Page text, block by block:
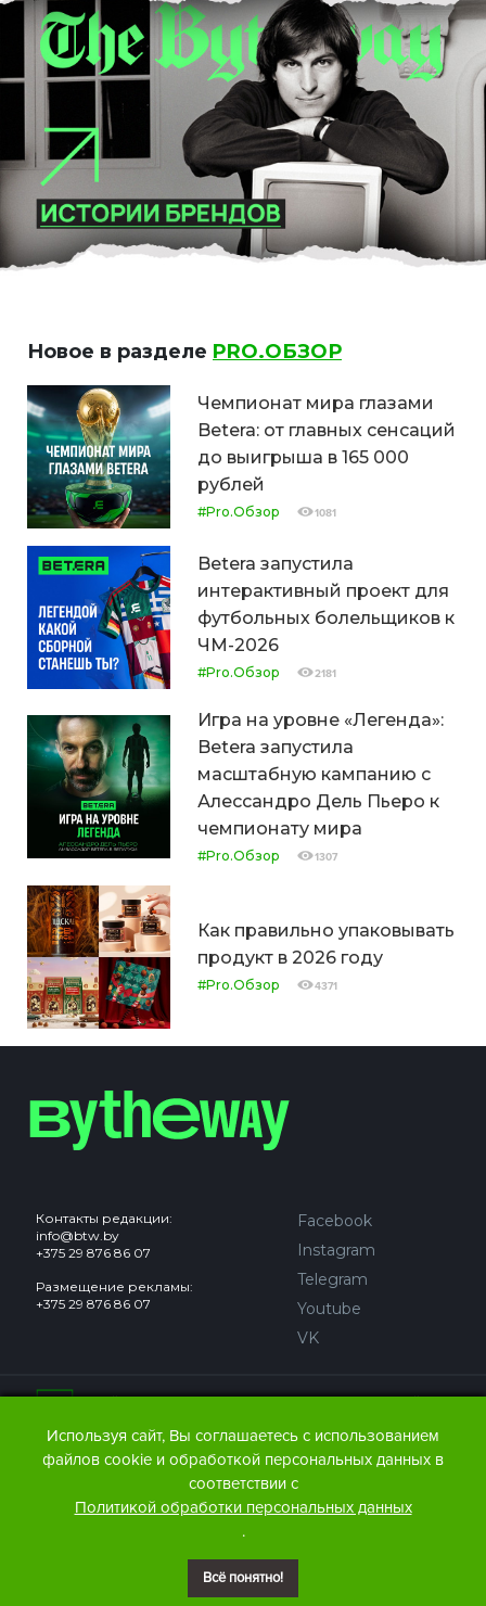
Новое в разделе PRO.ОБЗОР
Чемпионат мира глазами
Betera: от главных сенсаций
до выигрыша в 165 000
рублей
#Pro.Обзор 1081
Betera запустила
интерактивный проект для
футбольных болельщиков к
ЧМ-2026
#Pro.Обзор 2181
Игра на уровне «Легенда»:
Betera запустила
масштабную кампанию с
Алессандро Дель Пьеро к
чемпионату мира
#Pro.Обзор 1307
Как правильно упаковывать
продукт в 2026 году
#Pro.Обзор 4371
Контакты редакции:
info@btw.by
+375 29 876 86 07
Размещение рекламы:
+375 29 876 86 07
Facebook
Instagram
Telegram
Youtube
VK
Сайт может содержать контент, не предназначенный для
© 2016 – 2026 ООО
материалов The Bytheway ссылка
© 2016 – 2026 Publishing house IDEW MEDIA BELARUS
Используя сайт, Вы соглашаетесь с использованием
файлов cookie и обработкой персональных данных в
соответствии с
Политикой обработки персональных данных
.
Всё понятно!